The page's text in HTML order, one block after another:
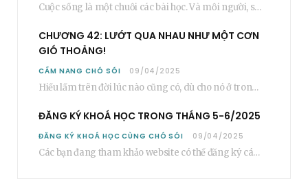
Cuộc sống là một chuỗi các bài học. Và mỗi người, sẽ phải học rất…
CHƯƠNG 42: LƯỚT QUA NHAU NHƯ MỘT CƠN
GIÓ THOẢNG!
CẨM NANG CHÓ SÓI 09/04/2025
Hiểu lầm trên đời lúc nào cũng có, dù cho nó ở trong một mối…
ĐĂNG KÝ KHOÁ HỌC TRONG THÁNG 5-6/2025
ĐĂNG KÝ KHOÁ HỌC CÙNG CHÓ SÓI 09/04/2025
Các bạn đang tham khảo website có thể đăng ký các khoá học cơ bản…